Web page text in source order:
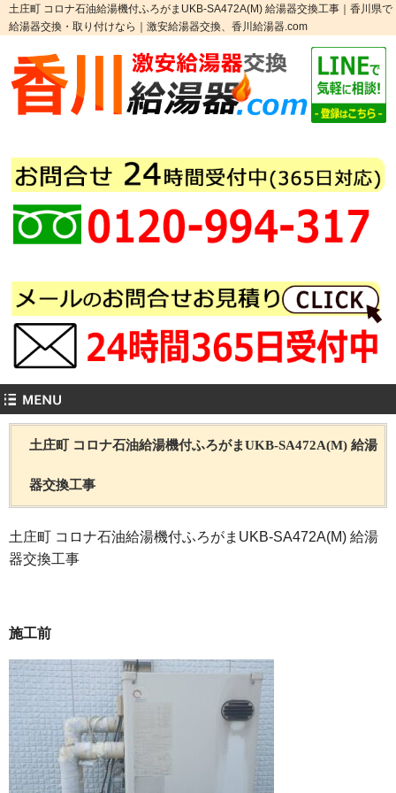
土庄町 コロナ石油給湯機付ふろがまUKB-SA472A(M) 給湯器交換工事｜香川県で
給湯器交換・取り付けなら｜激安給湯器交換、香川給湯器.com
土庄町 コロナ石油給湯機付ふろがまUKB-SA472A(M) 給湯
器交換工事
土庄町 コロナ石油給湯機付ふろがまUKB-SA472A(M) 給湯
器交換工事
施工前